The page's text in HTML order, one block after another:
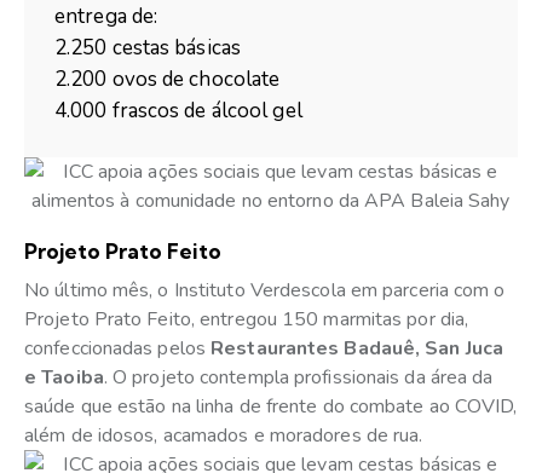
entrega de:
2.250 cestas básicas
2.200 ovos de chocolate
4.000 frascos de álcool gel
Projeto Prato Feito
No último mês, o Instituto Verdescola em parceria com o
Projeto Prato Feito, entregou 150 marmitas por dia,
confeccionadas pelos Restaurantes Badauê, San Juca
e Taoiba. O projeto contempla profissionais da área da
saúde que estão na linha de frente do combate ao COVID,
além de idosos, acamados e moradores de rua.